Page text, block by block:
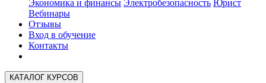
Экономика и финансы Электробезопасность Юрист
Вебинары
Отзывы
Вход в обучение
Контакты
КАТАЛОГ КУРСОВ